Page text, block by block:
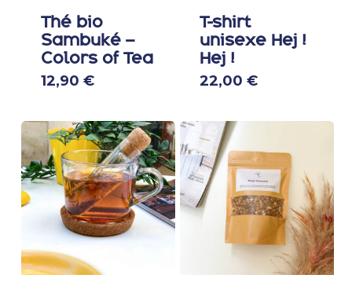
Thé bio
Sambuké –
Colors of Tea
12,90 €
T-shirt
unisexe Hej !
Hej !
22,00 €
options
être
choisies
sur
la